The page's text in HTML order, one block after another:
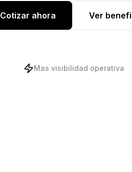
Cotizar ahora Ver
Mas visibilidad operativa